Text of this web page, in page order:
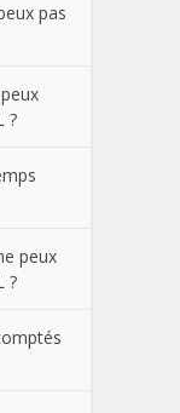
pas
?
peux
?